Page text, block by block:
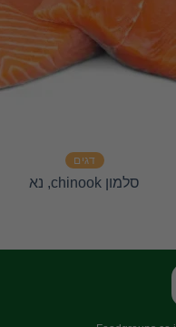
דגים
סלמון chinook, נא